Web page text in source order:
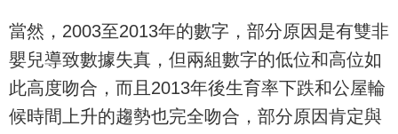
當然，2003至2013年的數字，部分原因是有雙非
嬰兒導致數據失真，但兩組數字的低位和高位如
此高度吻合，而且2013年後生育率下跌和公屋輪
候時間上升的趨勢也完全吻合，部分原因肯定與